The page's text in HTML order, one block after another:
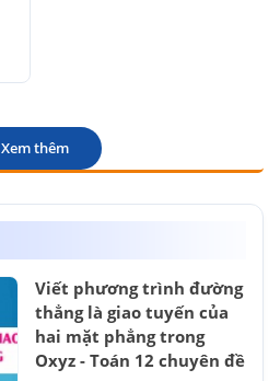
Xem thêm
Viết phương trình đường
thẳng là giao tuyến của
hai mặt phẳng trong
Oxyz - Toán 12 chuyên đề